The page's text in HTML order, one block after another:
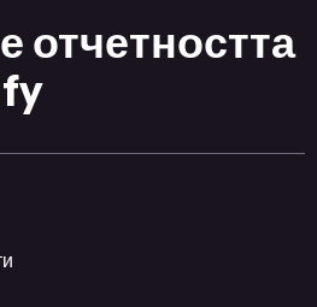
отчетността